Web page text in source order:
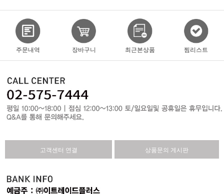
주문내역 장바구니 최근본상품 찜리스트
고객센터 연결 상품문의 게시판